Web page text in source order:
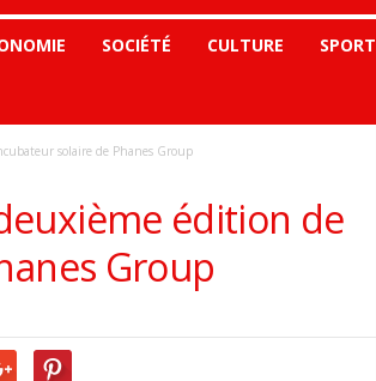
SOCIÉTÉ CULTURE SPORT
solaire de Phanes Group
édition de
Group